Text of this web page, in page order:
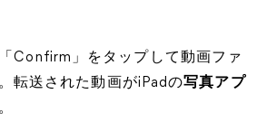
Confirm」をタップして動画ファ
転送された動画がiPadの写真アプ